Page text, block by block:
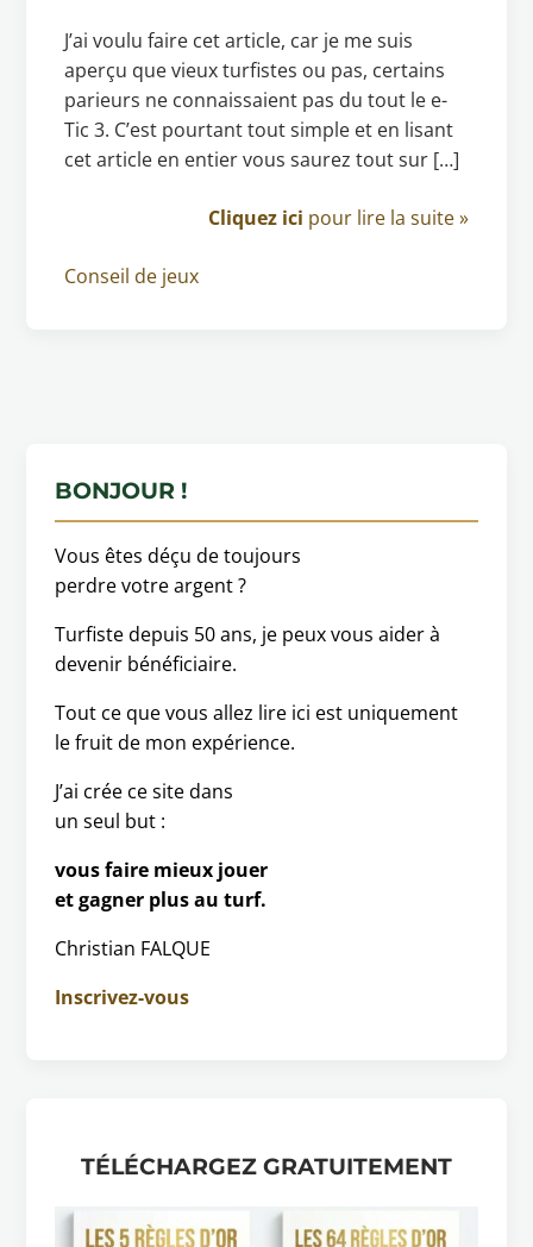
J’ai voulu faire cet article, car je me suis
aperçu que vieux turfistes ou pas, certains
parieurs ne connaissaient pas du tout le e-
Tic 3. C’est pourtant tout simple et en lisant
cet article en entier vous saurez tout sur […]
Cliquez ici pour lire la suite »
Conseil de jeux
BONJOUR !
Vous êtes déçu de toujours
perdre votre argent ?
Turfiste depuis 50 ans, je peux vous aider à
devenir bénéficiaire.
Tout ce que vous allez lire ici est uniquement
le fruit de mon expérience.
J’ai crée ce site dans
un seul but :
vous faire mieux jouer
et gagner plus au turf.
Christian FALQUE
Inscrivez-vous
TÉLÉCHARGEZ GRATUITEMENT